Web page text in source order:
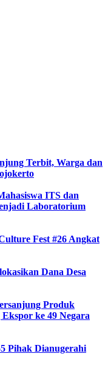
Terbit, Warga dan
ITS dan
Laboratorium
Fest #26 Angkat
Dana Desa
Produk
ke 49 Negara
Pihak Dianugerahi